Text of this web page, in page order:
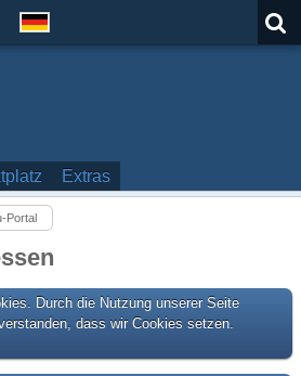
Extras
Portal
Durch die Nutzung unserer Seite
dass wir Cookies setzen.